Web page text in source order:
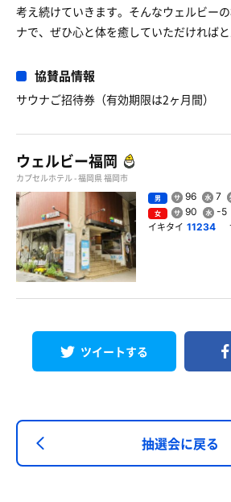
考え続けていきます。そんなウェルビー
ナで、ぜひ心と体を癒していただければと
協賛品情報
サウナご招待券（有効期限は2ヶ月間）
ウェルビー福岡
カプセルホテル - 福岡県 福岡市
男 96 7
女 90 -5
イキタイ 11234
ツイートする
抽選会に戻る